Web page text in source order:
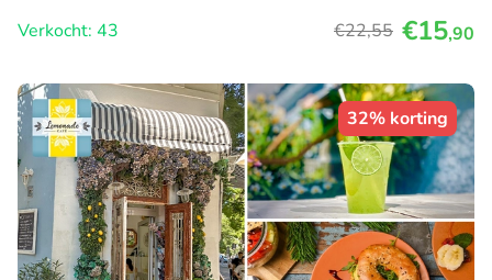
Verkocht: 43
€22,55 €15,90
32% korting